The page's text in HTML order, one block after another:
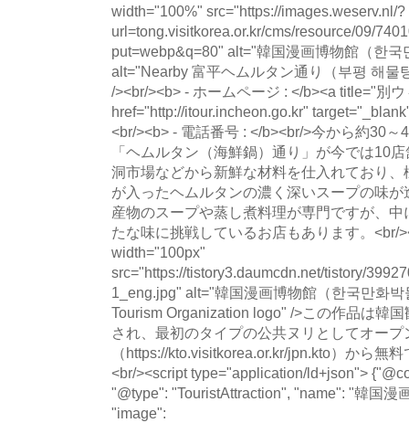
width="100%" src="https://images.weserv.nl/?
url=tong.visitkorea.or.kr/cms/resource/09/
put=webp&q=80" alt="韓国漫画博物館（한국
alt="Nearby 富平ヘムルタン通り（부평 해물
/><br/><b> - ホームページ : </b><a title="別
href="http://itour.incheon.go.kr"
<br/><b> - 電話番号 : </b><br/>今から約30
「ヘムルタン（海鮮鍋）通り」が今では10
洞市場などから新鮮な材料を仕入れており
が入ったヘムルタンの濃く深いスープの味
産物のスープや蒸し煮料理が専門ですが、
たな味に挑戦しているお店もあります。<br/
width="100px"
src="https://tistory3.daumcdn.net/tistory/
1_eng.jpg" alt="韓国漫画博物館（한국만화
Tourism Organization logo" />この作品は韓
され、最初のタイプの公共ヌリとしてオー
（https://kto.visitkorea.or.kr/jpn.kto）から無
<br/><script type="application/ld+json">
"@type": "TouristAttraction", "name": "韓国漫
"image":